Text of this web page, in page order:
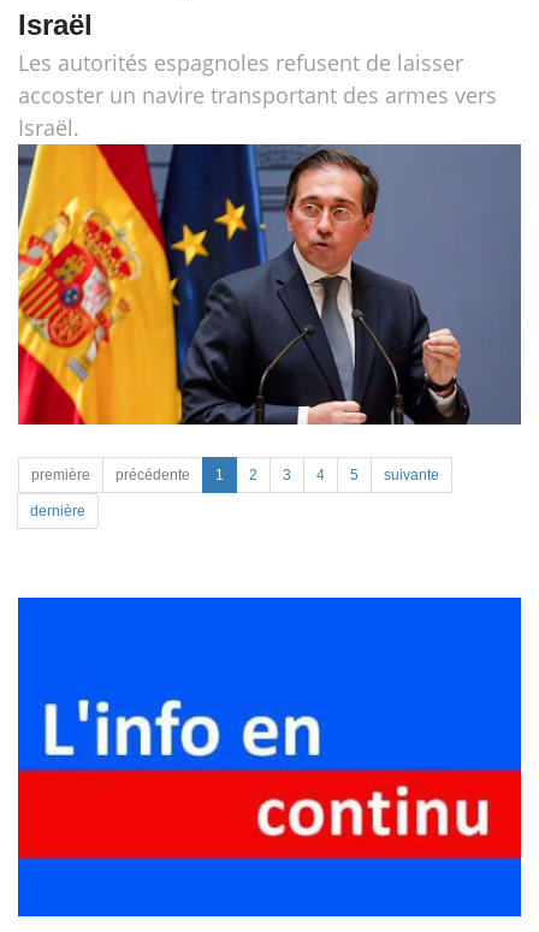
Israël
Les autorités espagnoles refusent de laisser
accoster un navire transportant des armes vers
Israël.
première précédente 1 2 3 4 5 suivante
dernière